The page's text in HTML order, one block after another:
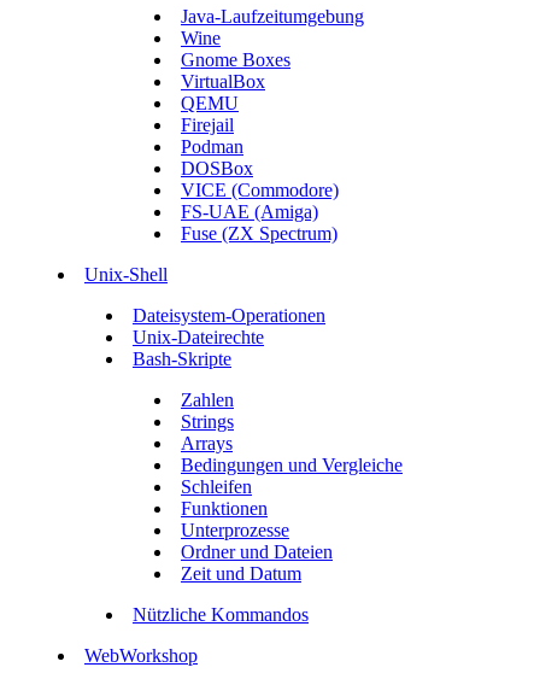
Java-Laufzeitumgebung
Wine
Gnome Boxes
VirtualBox
QEMU
Firejail
Podman
DOSBox
VICE (Commodore)
FS-UAE (Amiga)
Fuse (ZX Spectrum)
Unix-Shell
Dateisystem-Operationen
Unix-Dateirechte
Bash-Skripte
Zahlen
Strings
Arrays
Bedingungen und Vergleiche
Schleifen
Funktionen
Unterprozesse
Ordner und Dateien
Zeit und Datum
Nützliche Kommandos
WebWorkshop